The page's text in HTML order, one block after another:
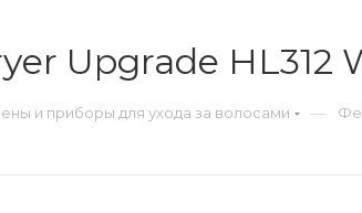
Upgrade HL312
и приборы для ухода за волосами —